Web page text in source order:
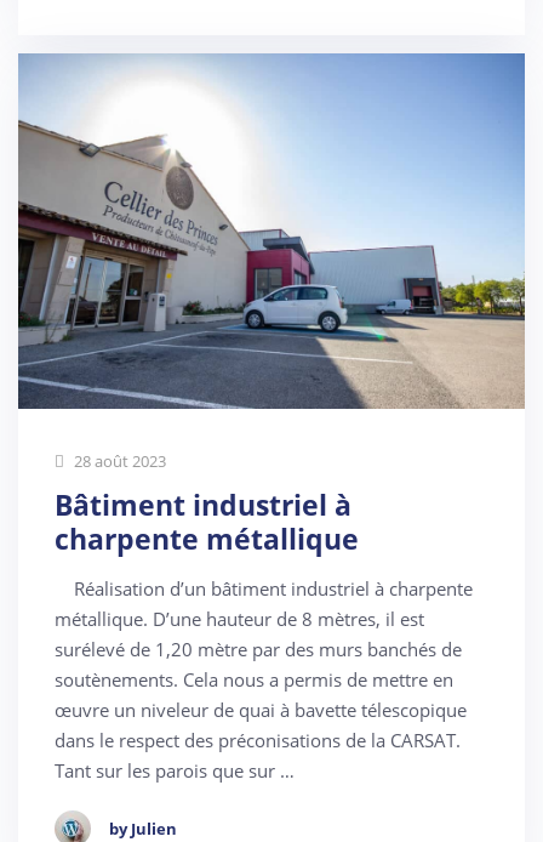
28 août 2023
Bâtiment industriel à
charpente métallique
Réalisation d’un bâtiment industriel à charpente
métallique. D’une hauteur de 8 mètres, il est
surélevé de 1,20 mètre par des murs banchés de
soutènements. Cela nous a permis de mettre en
œuvre un niveleur de quai à bavette télescopique
dans le respect des préconisations de la CARSAT.
Tant sur les parois que sur …
by Julien